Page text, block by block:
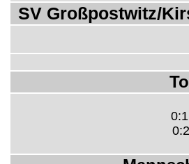
SV Großpostwitz/